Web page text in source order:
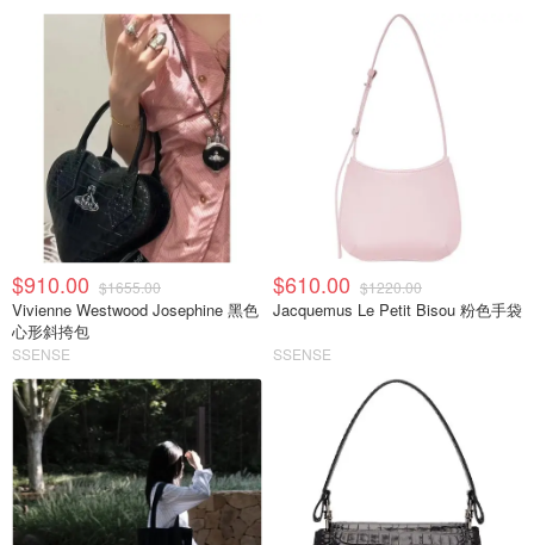
$910.00 $1655.00
Vivienne Westwood Josephine 黑色
心形斜挎包
SSENSE
$610.00 $1220.00
Jacquemus Le Petit Bisou 粉色手袋
SSENSE